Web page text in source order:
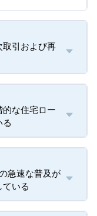
引および再
な住宅ロー
る
急速な普及が
いる